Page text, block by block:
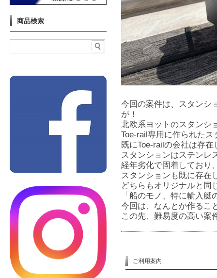
今回の案件は、スタンシ
が！
北欧系ヨットのスタンシ
Toe-rail専用に作られた
既にToe-railの会社は存
スタンションはステンレ
経年劣化で固着しており
スタンションも既に存在
どちらもオリジナルと同
「船のモノ、特に輸入
今回は、なんとか作るこ
この先、難易度の高い案
ご利用案内
商品検索